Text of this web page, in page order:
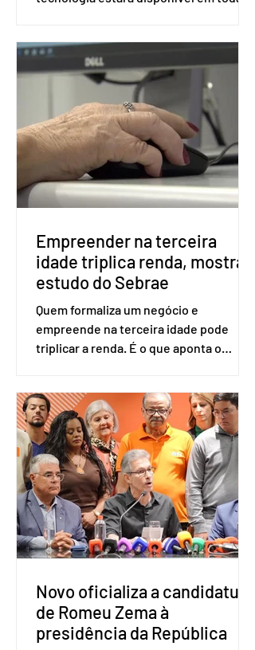
Apesar da requisição, a biometria não é
obrigatória para exercer o direito ao
voto. Se o título estiver regular, o
eleitor pode votar mesmo sem ter
realizado esse cadastro. Neste caso,
será exigido o documento de
identificação para acesso à urna
eletrônica. Se a urna eletrônica não
reconh
Empreender na terceira
idade triplica renda, mostra
estudo do Sebrae
Quem formaliza um negócio e
empreende na terceira idade pode
triplicar a renda. É o que aponta o
Amostra de Domicílio (PNAD Contínua),
do Serviço Brasileiro de Apoio às Micro
e Pequenas Empresas (Sebrae),
realizado a partir de dados do Instituto
Brasileiro de Geografia e Estatística
(IBGE). O estudo do Sebrae mostra que,
no quarto trimestre de 2025, os
empreendedores 60+ formalizados
atingiram o maior rendime
Novo oficializa a candidatura
de Romeu Zema à
presidência da República